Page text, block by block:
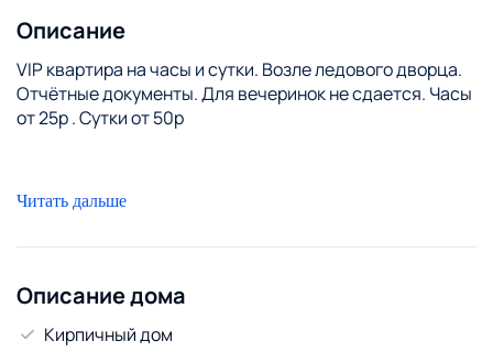
Описание
VIP квартира на часы и сутки. Возле ледового дворца.
Отчётные документы. Для вечеринок не сдается. Часы
от 25р . Сутки от 50р
Читать дальше
Описание дома
Кирпичный дом